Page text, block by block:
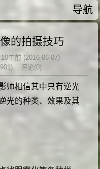
导航
的拍摄技巧
年前 (2016-06-07)
评论(0)
师相信其中只有逆光
光的种类、效果及其